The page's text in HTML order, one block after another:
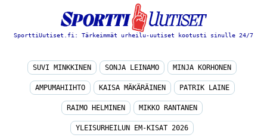
SporttiUutiset.fi: Tärkeimmät urheilu-uutiset kootusti sinulle 24/7
SUVI MINKKINEN SONJA LEINAMO MINJA KORHONEN
AMPUMAHIIHTO KAISA MÄKÄRÄINEN PATRIK LAINE
RAIMO HELMINEN MIKKO RANTANEN
YLEISURHEILUN EM-KISAT 2026